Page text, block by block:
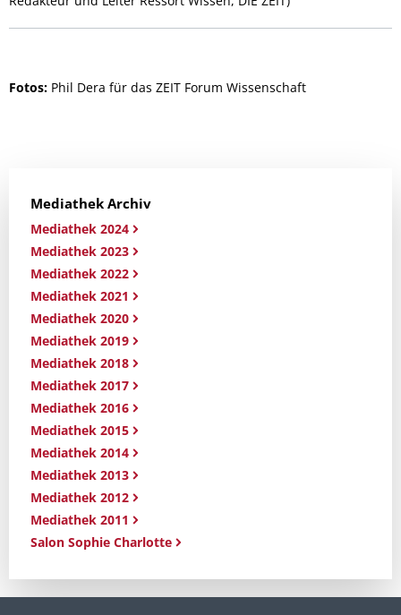
Fotos: Phil Dera für das ZEIT Forum Wissenschaft
Mediathek Archiv
Mediathek 2024
Mediathek 2023
Mediathek 2022
Mediathek 2021
Mediathek 2020
Mediathek 2019
Mediathek 2018
Mediathek 2017
Mediathek 2016
Mediathek 2015
Mediathek 2014
Mediathek 2013
Mediathek 2012
Mediathek 2011
Salon Sophie Charlotte